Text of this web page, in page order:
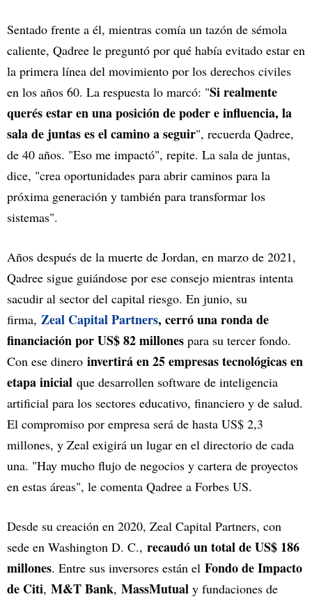
Sentado frente a él, mientras comía un tazón de sémola
caliente, Qadree le preguntó por qué había evitado estar en
la primera línea del movimiento por los derechos civiles
en los años 60. La respuesta lo marcó: "Si realmente
querés estar en una posición de poder e influencia, la
sala de juntas es el camino a seguir", recuerda Qadree,
de 40 años. "Eso me impactó", repite. La sala de juntas,
dice, "crea oportunidades para abrir caminos para la
próxima generación y también para transformar los
sistemas".
Años después de la muerte de Jordan, en marzo de 2021,
Qadree sigue guiándose por ese consejo mientras intenta
sacudir al sector del capital riesgo. En junio, su
firma, Zeal Capital Partners, cerró una ronda de
financiación por US$ 82 millones para su tercer fondo.
Con ese dinero invertirá en 25 empresas tecnológicas en
etapa inicial que desarrollen software de inteligencia
artificial para los sectores educativo, financiero y de salud.
El compromiso por empresa será de hasta US$ 2,3
millones, y Zeal exigirá un lugar en el directorio de cada
una. "Hay mucho flujo de negocios y cartera de proyectos
en estas áreas", le comenta Qadree a Forbes US.
Desde su creación en 2020, Zeal Capital Partners, con
sede en Washington D. C., recaudó un total de US$ 186
millones. Entre sus inversores están el Fondo de Impacto
de Citi, M&T Bank, MassMutual y fundaciones de